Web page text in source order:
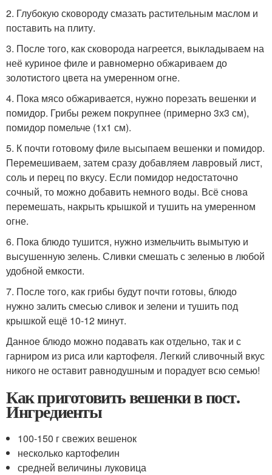
2. Глубокую сковороду смазать растительным маслом и
поставить на плиту.
3. После того, как сковорода нагреется, выкладываем на
неё куриное филе и равномерно обжариваем до
золотистого цвета на умеренном огне.
4. Пока мясо обжаривается, нужно порезать вешенки и
помидор. Грибы режем покрупнее (примерно 3х3 см),
помидор помельче (1х1 см).
5. К почти готовому филе высыпаем вешенки и помидор.
Перемешиваем, затем сразу добавляем лавровый лист,
соль и перец по вкусу. Если помидор недостаточно
сочный, то можно добавить немного воды. Всё снова
перемешать, накрыть крышкой и тушить на умеренном
огне.
6. Пока блюдо тушится, нужно измельчить вымытую и
высушенную зелень. Сливки смешать с зеленью в любой
удобной емкости.
7. После того, как грибы будут почти готовы, блюдо
нужно залить смесью сливок и зелени и тушить под
крышкой ещё 10-12 минут.
Данное блюдо можно подавать как отдельно, так и с
гарниром из риса или картофеля. Легкий сливочный вкус
никого не оставит равнодушным и порадует всю семью!
Как приготовить вешенки в пост.
Ингредиенты
100-150 г свежих вешенок
несколько картофелин
средней величины луковица